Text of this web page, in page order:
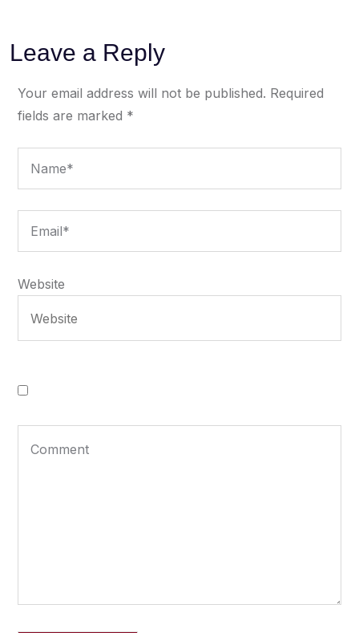
Leave a Reply
Your email address will not be published. Required
fields are marked *
Website